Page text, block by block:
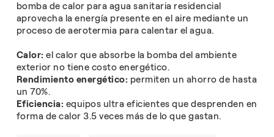
bomba de calor para agua sanitaria residencial
aprovecha la energía presente en el aire mediante un
proceso de aerotermia para calentar el agua.
Calor: el calor que absorbe la bomba del ambiente
exterior no tiene costo energético.
Rendimiento energético: permiten un ahorro de hasta
un 70%.
Eficiencia: equipos ultra eficientes que desprenden en
forma de calor 3.5 veces más de lo que gastan.